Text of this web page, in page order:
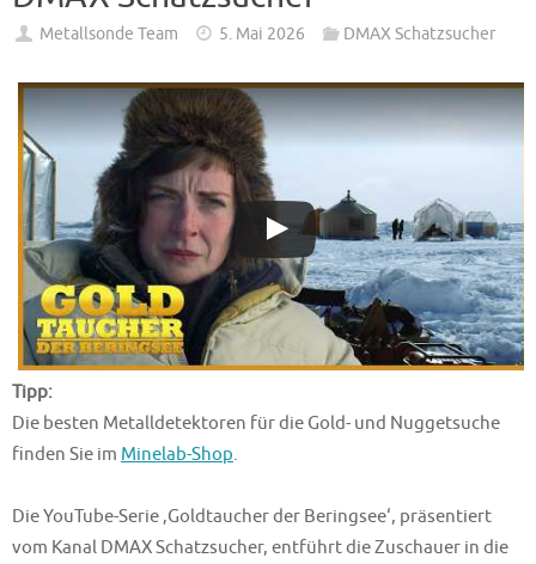
Metallsonde Team 5. Mai 2026 DMAX Schatzsucher
Tipp:
Die besten Metalldetektoren für die Gold- und Nuggetsuche
finden Sie im Minelab-Shop.
Die YouTube-Serie ‚Goldtaucher der Beringsee‘, präsentiert
vom Kanal DMAX Schatzsucher, entführt die Zuschauer in die